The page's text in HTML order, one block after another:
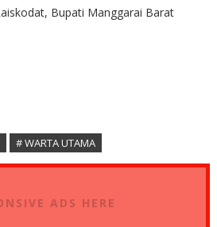
Bupati Manggarai Barat
# WARTA UTAMA
ADS HERE